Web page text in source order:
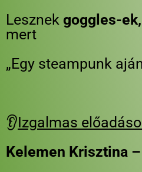
Lesznek goggles-
mert
„Egy steampunk
👂Izgalmas
Kelemen Krisztina